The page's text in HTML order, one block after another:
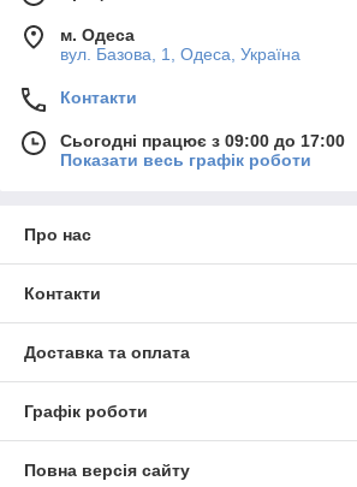
м. Одеса
вул. Базова, 1, Одеса, Україна
Контакти
Сьогодні працює з 09:00 до 17:00
Показати весь графік роботи
Про нас
Контакти
Доставка та оплата
Графік роботи
Повна версія сайту